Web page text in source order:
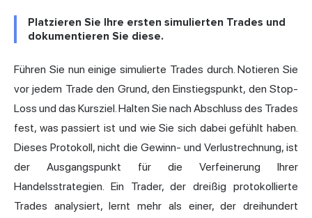
Platzieren Sie Ihre ersten simulierten Trades und
dokumentieren Sie diese.
Führen Sie nun einige simulierte Trades durch. Notieren Sie
vor jedem Trade den Grund, den Einstiegspunkt, den Stop-
Loss und das Kursziel. Halten Sie nach Abschluss des Trades
fest, was passiert ist und wie Sie sich dabei gefühlt haben.
Dieses Protokoll, nicht die Gewinn- und Verlustrechnung, ist
der Ausgangspunkt für die Verfeinerung Ihrer
Handelsstrategien. Ein Trader, der dreißig protokollierte
Trades analysiert, lernt mehr als einer, der dreihundert